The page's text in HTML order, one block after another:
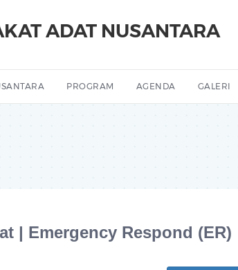
ADAT NUSANTARA
PROGRAM AGENDA GALERI
| Emergency Respond (ER)